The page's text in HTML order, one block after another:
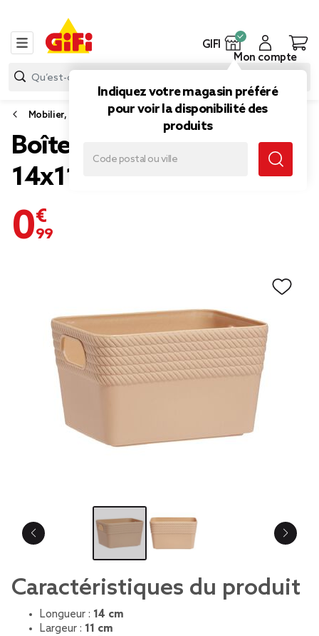
GIFI
Indiquez votre magasin préféré
pour voir la disponibilité des
produits
Mon compte
Mobilier, rangement salle de bain
Boîte plastique nude
14x11xH8,5cm
0,99 €
Caractéristiques du produit
Longueur : 14 cm
Largeur : 11 cm